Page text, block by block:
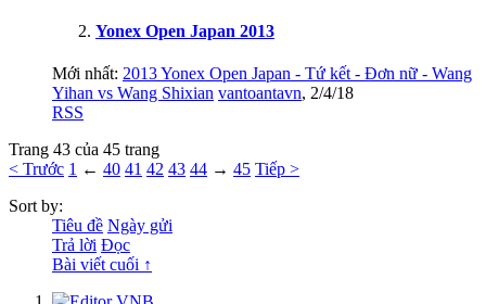
Yonex Open Japan 2013
Mới nhất: 2013 Yonex Open Japan - Tứ kết - Đơn nữ - Wang
Yihan vs Wang Shixian vantoantavn, 2/4/18
RSS
Trang 43 của 45 trang
< Trước 1 ← 40 41 42 43 44 → 45 Tiếp >
Sort by:
Tiêu đề Ngày gửi
Trả lời Đọc
Bài viết cuối ↑